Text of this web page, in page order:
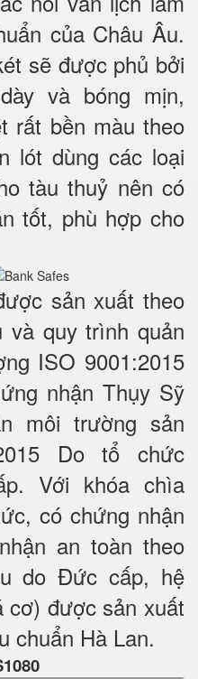
của Châu Âu.
sẽ được phủ bởi
và bóng mịn,
rất bền màu theo
lót dùng các loại
tàu thuỷ nên có
tốt, phù hợp cho
sản xuất theo
và quy trình quản
ISO 9001:2015
nhận Thụy Sỹ
môi trường sản
Do tổ chức
Với khóa chìa
có chứng nhận
an toàn theo
do Đức cấp, hệ
cơ) được sản xuất
chuẩn Hà Lan.